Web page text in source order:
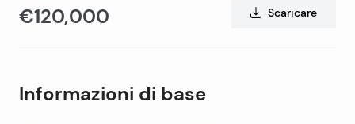
€120,000 Scaricare
Informazioni di base